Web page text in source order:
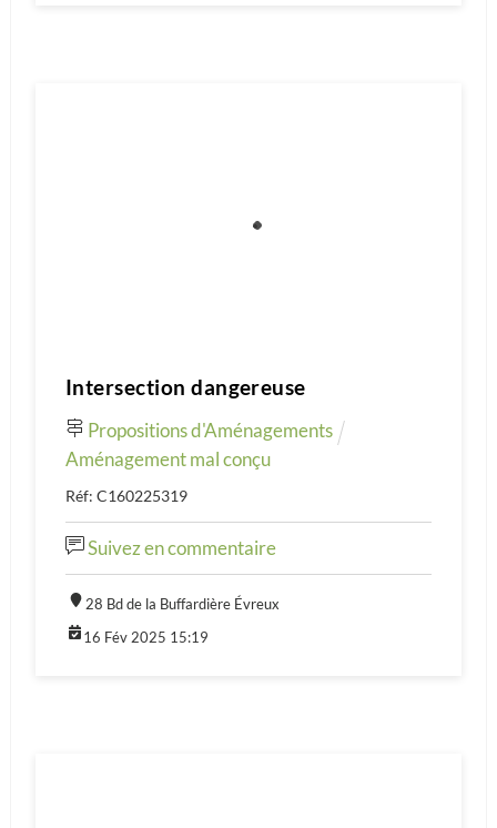
Intersection dangereuse
Propositions d'Aménagements
Aménagement mal conçu
Réf: C160225319
Suivez en commentaire
28 Bd de la Buffardière Évreux
16 Fév 2025 15:19